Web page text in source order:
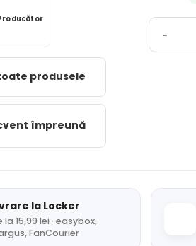
produsele
împreună
-
la Locker
la 15,99 lei · easybox,
FanCourier